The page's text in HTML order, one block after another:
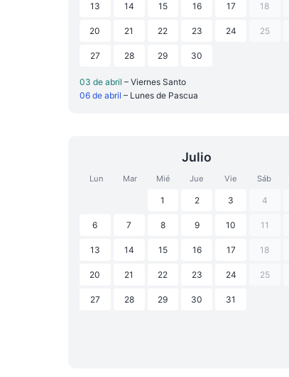
13 14 15 16 17 18
20 21 22 23 24 25
27 28 29 30
03 de abril – Viernes Santo
06 de abril – Lunes de Pascua
Julio
Lun Mar Mié Jue Vie Sáb
1 2 3 4
6 7 8 9 10 11
13 14 15 16 17 18
20 21 22 23 24 25
27 28 29 30 31